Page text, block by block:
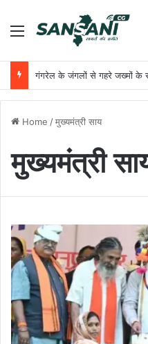
Menu
गंगरेल के जंगलों से गहरे जख्मों के
Home /मुख्यमंत्री साय
मुख्यमंत्री